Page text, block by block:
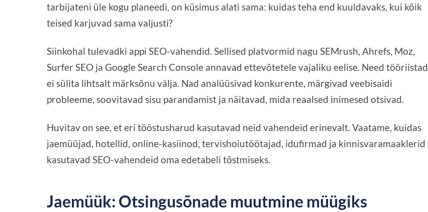
tarbijateni üle kogu planeedi, on küsimus alati sama: kuidas teha end kuuldavaks, kui kõik
teised karjuvad sama valjusti?
Siinkohal tulevadki appi SEO-vahendid. Sellised platvormid nagu SEMrush, Ahrefs, Moz,
Surfer SEO ja Google Search Console annavad ettevõtetele vajaliku eelise. Need tööriistad
ei sülita lihtsalt märksõnu välja. Nad analüüsivad konkurente, märgivad veebisaidi
probleeme, soovitavad sisu parandamist ja näitavad, mida reaalsed inimesed otsivad.
Huvitav on see, et eri tööstusharud kasutavad neid vahendeid erinevalt. Vaatame, kuidas
jaemüüjad, hotellid, online-kasiinod, tervishoiutöötajad, idufirmad ja kinnisvaramaaklerid
kasutavad SEO-vahendeid oma edetabeli tõstmiseks.
Jaemüük: Otsingusõnade muutmine müügiks